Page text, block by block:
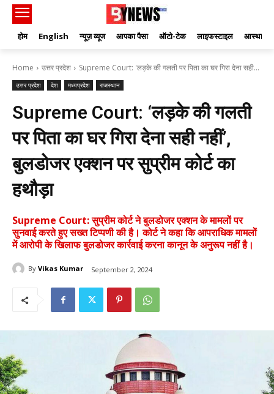
होम English न्यूज़ व्यूज आपका पैसा ऑटो-टेक लाइफस्टाइल आस्था
Home उत्तर प्रदेश Supreme Court: 'लड़के की गलती पर पिता का घर गिरा देना सही...
उत्तर प्रदेश देश मध्यप्रदेश राजस्थान
Supreme Court: ‘लड़के की गलती
पर पिता का घर गिरा देना सही नहीं’,
बुलडोजर एक्शन पर सुप्रीम कोर्ट का
हथौड़ा
Supreme Court: सुप्रीम कोर्ट ने बुलडोजर एक्शन के मामलों पर
सुनवाई करते हुए सख्त टिप्पणी की है। कोर्ट ने कहा कि आपराधिक मामलों
में आरोपी के खिलाफ बुलडोजर कार्रवाई करना कानून के अनुरूप नहीं है।
By Vikas Kumar September 2, 2024